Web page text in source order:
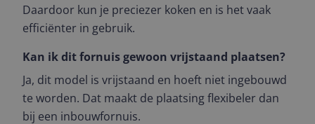
Daardoor kun je preciezer koken en is het vaak
efficiënter in gebruik.
Kan ik dit fornuis gewoon vrijstaand plaatsen?
Ja, dit model is vrijstaand en hoeft niet ingebouwd
te worden. Dat maakt de plaatsing flexibeler dan
bij een inbouwfornuis.